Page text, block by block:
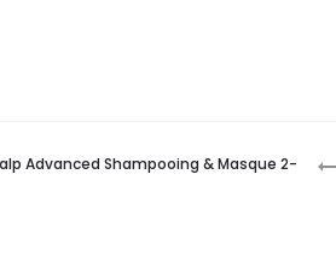
Advanced Shampooing & Masque 2-